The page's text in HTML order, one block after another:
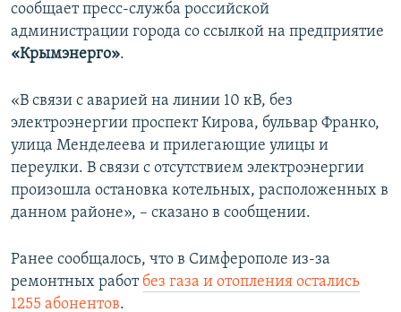
сообщает пресс-служба российской
администрации города со ссылкой на предприятие
«Крымэнерго».
«В связи с аварией на линии 10 кВ, без
электроэнергии проспект Кирова, бульвар Франко,
улица Менделеева и прилегающие улицы и
переулки. В связи с отсутствием электроэнергии
произошла остановка котельных, расположенных в
данном районе», – сказано в сообщении.
Ранее сообщалось, что в Симферополе из-за
ремонтных работ без газа и отопления остались
1255 абонентов.